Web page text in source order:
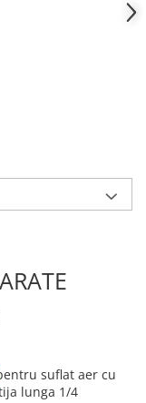
suflat aer cu
lunga 1/4